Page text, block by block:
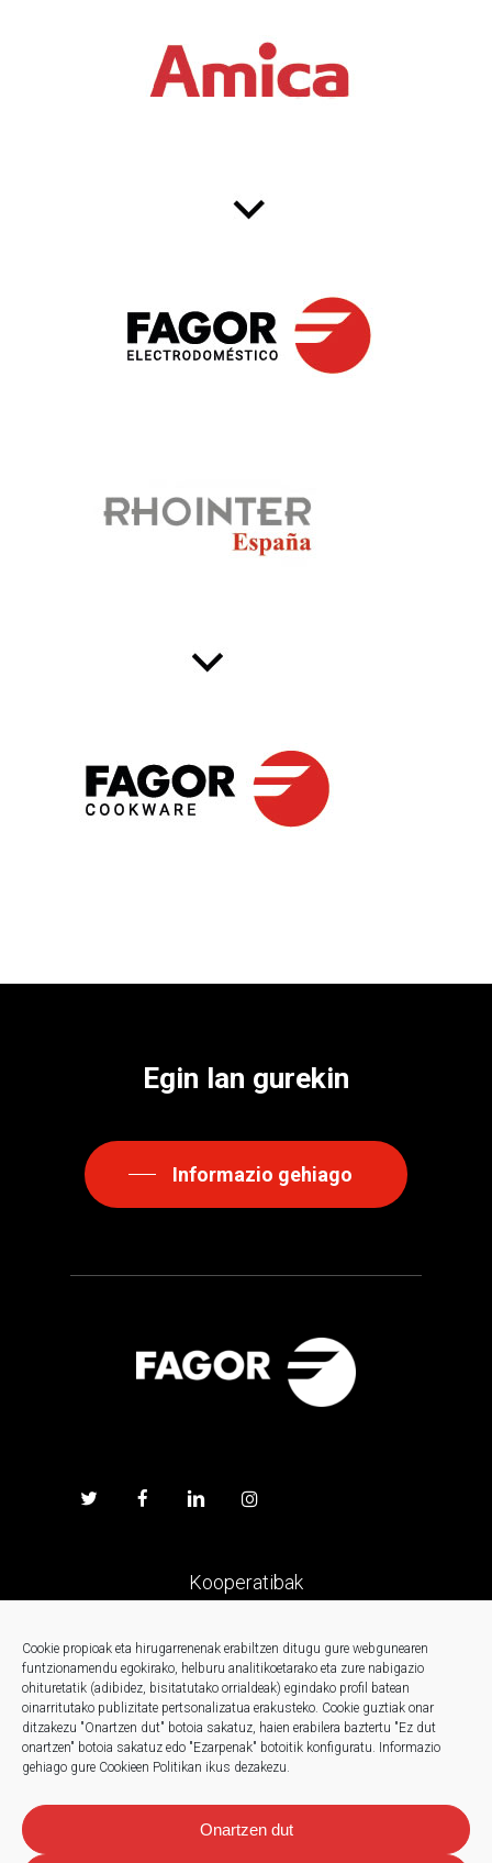
Cookie propioak eta hirugarrenenak erabiltzen ditugu gure webgunearen
funtzionamendu egokirako, helburu analitikoetarako eta zure nabigazio
ohituretatik (adibidez, bisitatutako orrialdeak) egindako profil batean
oinarritutako publizitate pertsonalizatua erakusteko. Cookie guztiak onar
ditzakezu "Onartzen dut" botoia sakatuz, haien erabilera baztertu "Ez dut
onartzen" botoia sakatuz edo "Ezarpenak" botoitik konfiguratu. Informazio
gehiago gure Cookieen Politikan ikus dezakezu.
Onartzen dut
Egin lan gurekin
Informazio gehiago
Kooperatibak
Prentsa
Kontaktua
Berriak